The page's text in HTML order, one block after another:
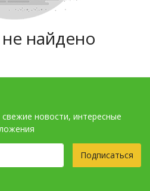
найдено
новости, интересные
Подписаться